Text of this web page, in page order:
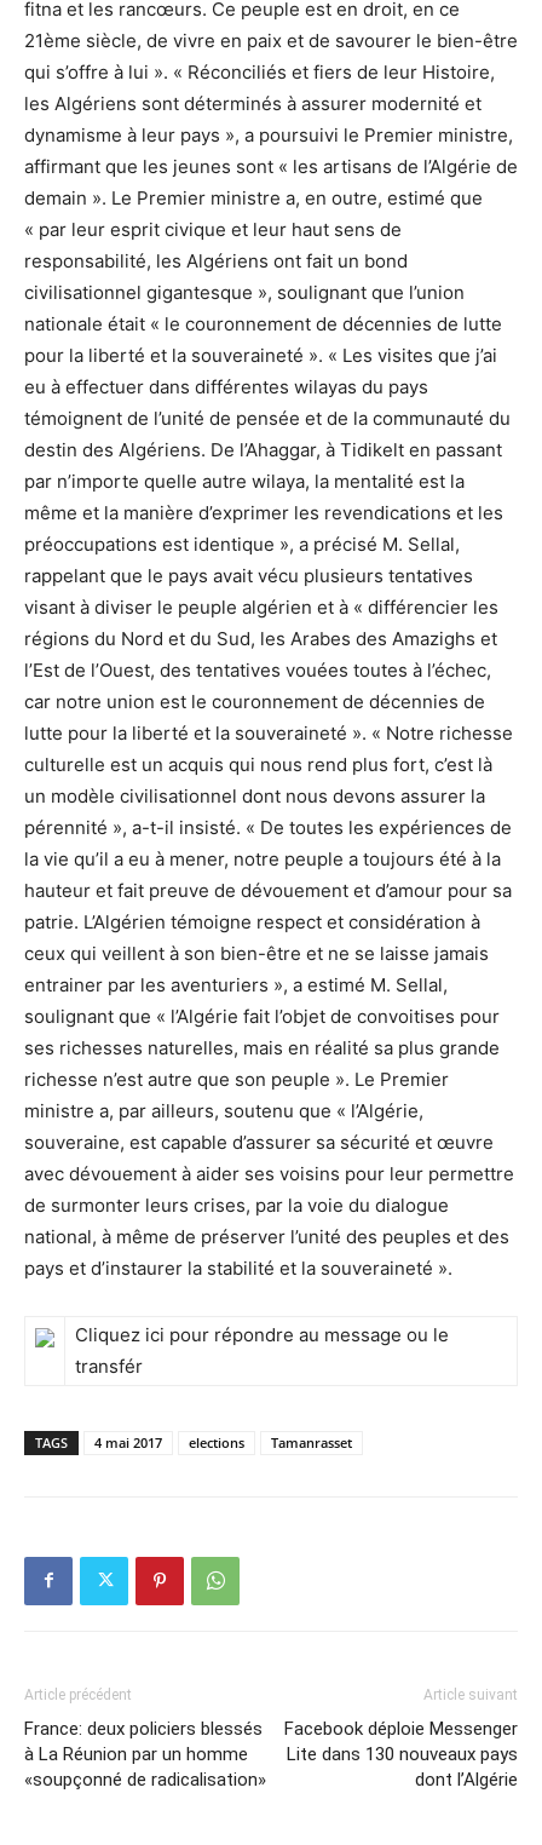
fitna et les rancœurs. Ce peuple est en droit, en ce
21ème siècle, de vivre en paix et de savourer le bien-être
qui s’offre à lui ». « Réconciliés et fiers de leur Histoire,
les Algériens sont déterminés à assurer modernité et
dynamisme à leur pays », a poursuivi le Premier ministre,
affirmant que les jeunes sont « les artisans de l’Algérie de
demain ». Le Premier ministre a, en outre, estimé que
« par leur esprit civique et leur haut sens de
responsabilité, les Algériens ont fait un bond
civilisationnel gigantesque », soulignant que l’union
nationale était « le couronnement de décennies de lutte
pour la liberté et la souveraineté ». « Les visites que j’ai
eu à effectuer dans différentes wilayas du pays
témoignent de l’unité de pensée et de la communauté du
destin des Algériens. De l’Ahaggar, à Tidikelt en passant
par n’importe quelle autre wilaya, la mentalité est la
même et la manière d’exprimer les revendications et les
préoccupations est identique », a précisé M. Sellal,
rappelant que le pays avait vécu plusieurs tentatives
visant à diviser le peuple algérien et à « différencier les
régions du Nord et du Sud, les Arabes des Amazighs et
l’Est de l’Ouest, des tentatives vouées toutes à l’échec,
car notre union est le couronnement de décennies de
lutte pour la liberté et la souveraineté ». « Notre richesse
culturelle est un acquis qui nous rend plus fort, c’est là
un modèle civilisationnel dont nous devons assurer la
pérennité », a-t-il insisté. « De toutes les expériences de
la vie qu’il a eu à mener, notre peuple a toujours été à la
hauteur et fait preuve de dévouement et d’amour pour sa
patrie. L’Algérien témoigne respect et considération à
ceux qui veillent à son bien-être et ne se laisse jamais
entrainer par les aventuriers », a estimé M. Sellal,
soulignant que « l’Algérie fait l’objet de convoitises pour
ses richesses naturelles, mais en réalité sa plus grande
richesse n’est autre que son peuple ». Le Premier
ministre a, par ailleurs, soutenu que « l’Algérie,
souveraine, est capable d’assurer sa sécurité et œuvre
avec dévouement à aider ses voisins pour leur permettre
de surmonter leurs crises, par la voie du dialogue
national, à même de préserver l’unité des peuples et des
pays et d’instaurer la stabilité et la souveraineté ».
Cliquez ici pour répondre au message ou le
transfér
TAGS 4 mai 2017 elections Tamanrasset
Article précédent
France: deux policiers blessés
à La Réunion par un homme
«soupçonné de radicalisation»
Article suivant
Facebook déploie Messenger
Lite dans 130 nouveaux pays
dont l’Algérie